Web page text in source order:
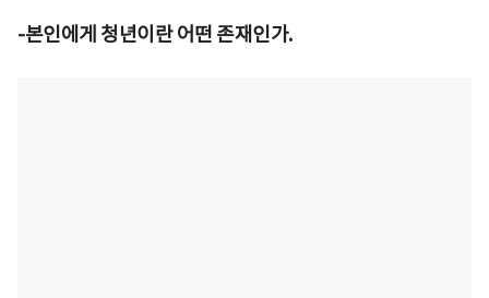
-본인에게 청년이란 어떤 존재인가.